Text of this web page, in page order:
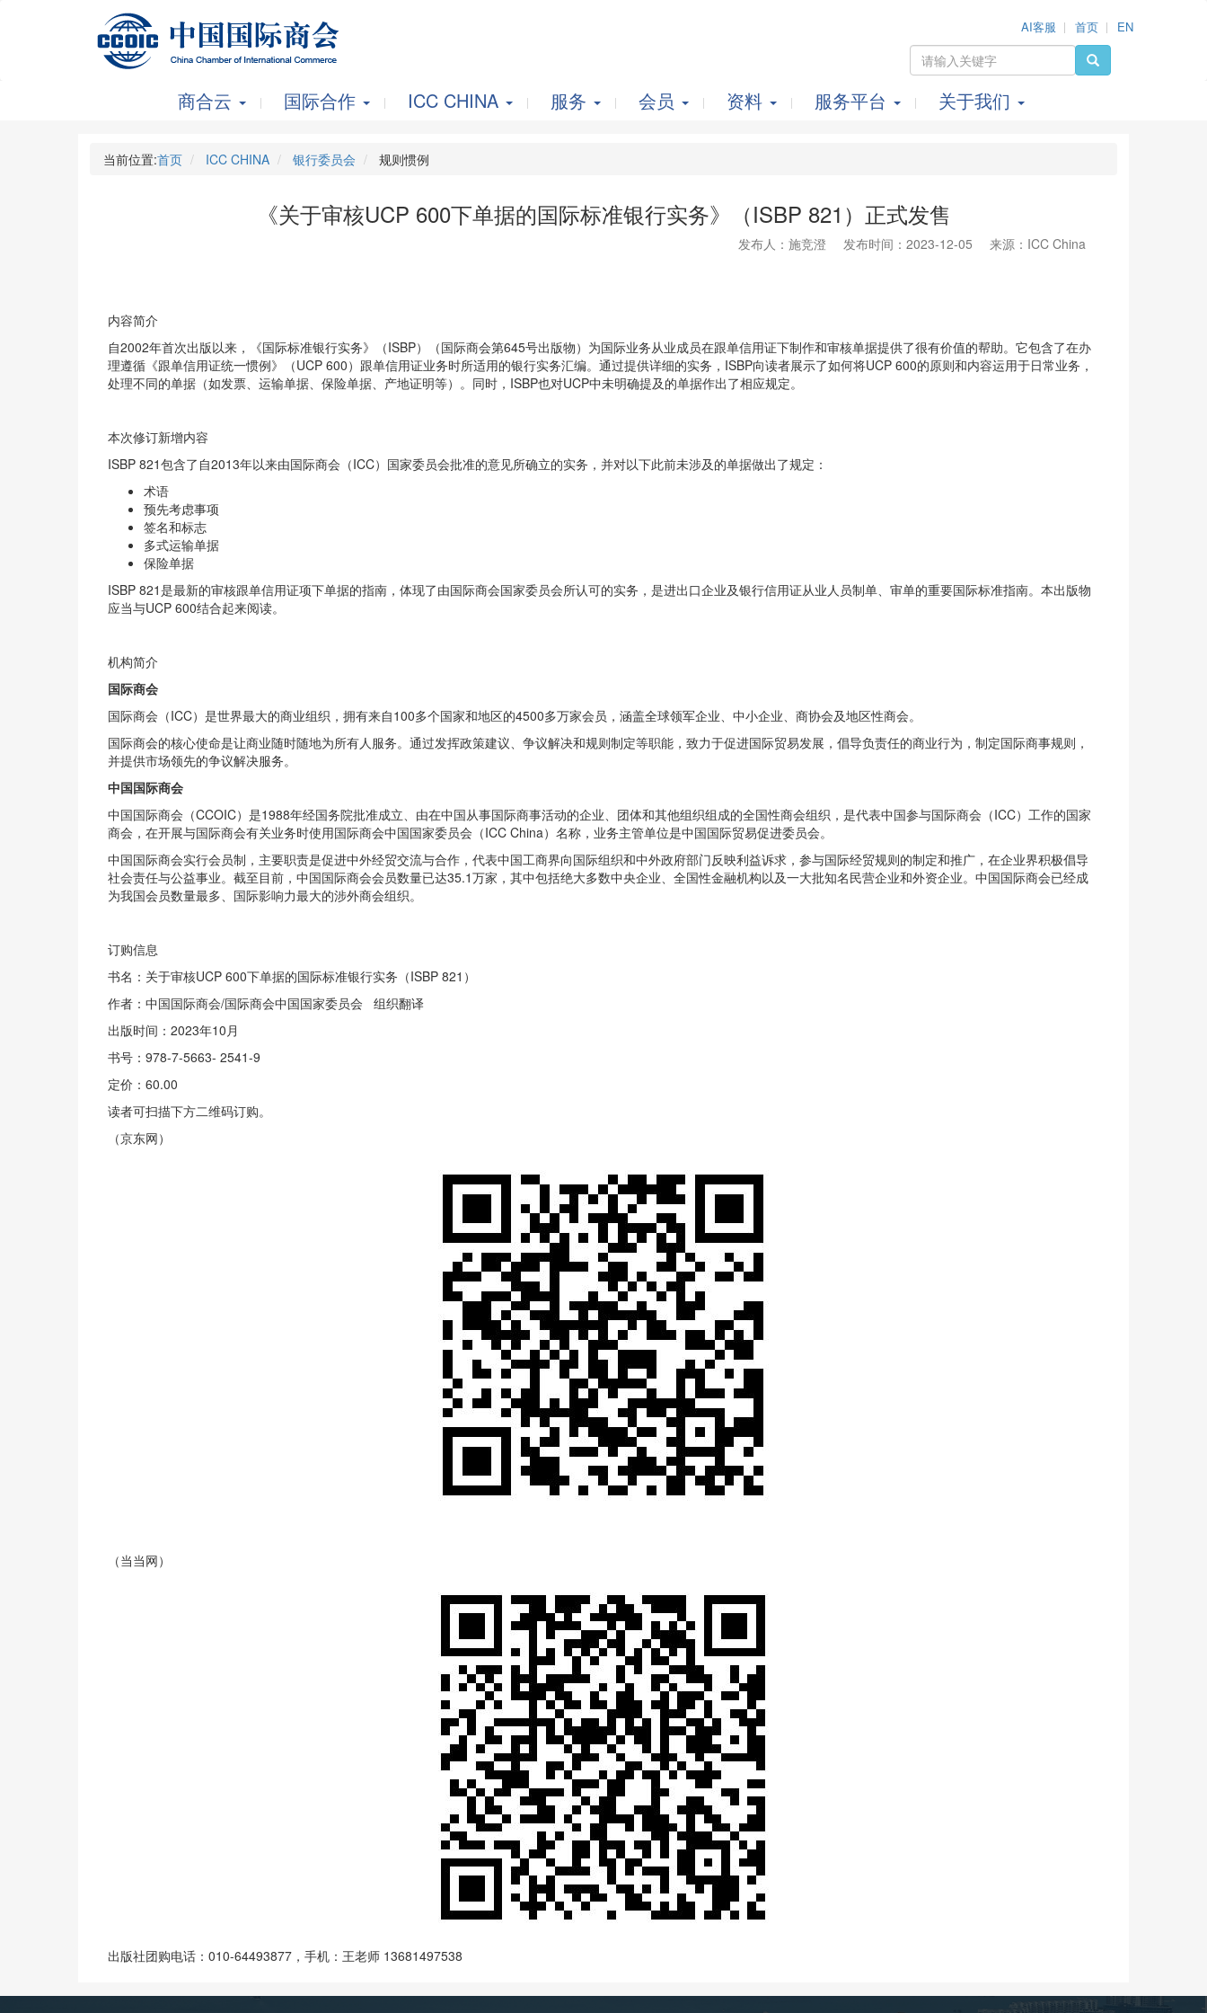
AI客服 首页 EN
商合云 国际合作 ICC CHINA 服务 会员 资料 服务平台 关于我们
当前位置:首页 ICC CHINA 银行委员会 规则惯例
《关于审核UCP 600下单据的国际标准银行实务》（ISBP 821）正式发售
发布人：施竞澄 发布时间：2023-12-05 来源：ICC China
内容简介
自2002年首次出版以来，《国际标准银行实务》（ISBP）（国际商会第645号出版物）为国际业务从业成员在跟单信用证下制作和审核单据提供了很有价值的帮助。它包含了在办
理遵循《跟单信用证统一惯例》（UCP 600）跟单信用证业务时所适用的银行实务汇编。通过提供详细的实务，ISBP向读者展示了如何将UCP 600的原则和内容运用于日常业务，
处理不同的单据（如发票、运输单据、保险单据、产地证明等）。同时，ISBP也对UCP中未明确提及的单据作出了相应规定。
本次修订新增内容
ISBP 821包含了自2013年以来由国际商会（ICC）国家委员会批准的意见所确立的实务，并对以下此前未涉及的单据做出了规定：
术语
预先考虑事项
签名和标志
多式运输单据
保险单据
ISBP 821是最新的审核跟单信用证项下单据的指南，体现了由国际商会国家委员会所认可的实务，是进出口企业及银行信用证从业人员制单、审单的重要国际标准指南。本出版物
应当与UCP 600结合起来阅读。
机构简介
国际商会
国际商会（ICC）是世界最大的商业组织，拥有来自100多个国家和地区的4500多万家会员，涵盖全球领军企业、中小企业、商协会及地区性商会。
国际商会的核心使命是让商业随时随地为所有人服务。通过发挥政策建议、争议解决和规则制定等职能，致力于促进国际贸易发展，倡导负责任的商业行为，制定国际商事规则，
并提供市场领先的争议解决服务。
中国国际商会
中国国际商会（CCOIC）是1988年经国务院批准成立、由在中国从事国际商事活动的企业、团体和其他组织组成的全国性商会组织，是代表中国参与国际商会（ICC）工作的国家
商会，在开展与国际商会有关业务时使用国际商会中国国家委员会（ICC China）名称，业务主管单位是中国国际贸易促进委员会。
中国国际商会实行会员制，主要职责是促进中外经贸交流与合作，代表中国工商界向国际组织和中外政府部门反映利益诉求，参与国际经贸规则的制定和推广，在企业界积极倡导
社会责任与公益事业。截至目前，中国国际商会会员数量已达35.1万家，其中包括绝大多数中央企业、全国性金融机构以及一大批知名民营企业和外资企业。中国国际商会已经成
为我国会员数量最多、国际影响力最大的涉外商会组织。
订购信息
书名：关于审核UCP 600下单据的国际标准银行实务（ISBP 821）
作者：中国国际商会/国际商会中国国家委员会 组织翻译
出版时间：2023年10月
书号：978-7-5663- 2541-9
定价：60.00
读者可扫描下方二维码订购。
（京东网）
（当当网）
出版社团购电话：010-64493877，手机：王老师 13681497538